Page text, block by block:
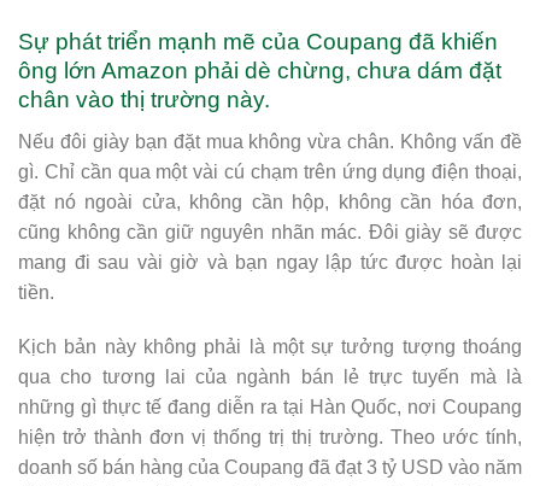
Sự phát triển mạnh mẽ của Coupang đã khiến
ông lớn Amazon phải dè chừng, chưa dám đặt
chân vào thị trường này.
Nếu đôi giày bạn đặt mua không vừa chân. Không vấn đề
gì. Chỉ cần qua một vài cú chạm trên ứng dụng điện thoại,
đặt nó ngoài cửa, không cần hộp, không cần hóa đơn,
cũng không cần giữ nguyên nhãn mác. Đôi giày sẽ được
mang đi sau vài giờ và bạn ngay lập tức được hoàn lại
tiền.
Kịch bản này không phải là một sự tưởng tượng thoáng
qua cho tương lai của ngành bán lẻ trực tuyến mà là
những gì thực tế đang diễn ra tại Hàn Quốc, nơi Coupang
hiện trở thành đơn vị thống trị thị trường. Theo ước tính,
doanh số bán hàng của Coupang đã đạt 3 tỷ USD vào năm